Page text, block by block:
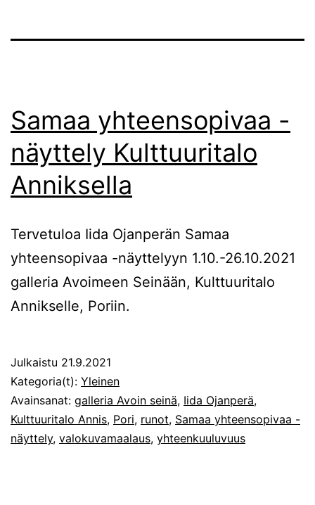
Samaa yhteensopivaa -
näyttely Kulttuuritalo
Anniksella
Tervetuloa Iida Ojanperän Samaa
yhteensopivaa -näyttelyyn 1.10.-26.10.2021
galleria Avoimeen Seinään, Kulttuuritalo
Annikselle, Poriin.
Julkaistu 21.9.2021
Kategoria(t): Yleinen
Avainsanat: galleria Avoin seinä, Iida Ojanperä,
Kulttuuritalo Annis, Pori, runot, Samaa yhteensopivaa -
näyttely, valokuvamaalaus, yhteenkuuluvuus